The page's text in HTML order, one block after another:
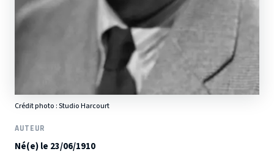
Crédit photo :Studio Harcourt
AUTEUR
Né(e) le 23/06/1910